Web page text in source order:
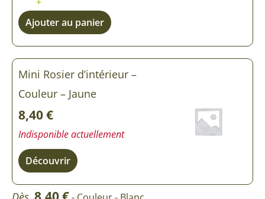
Ajouter au panier
Mini Rosier d’intérieur –
Couleur – Jaune
8,40€
Indisponible actuellement
Découvrir